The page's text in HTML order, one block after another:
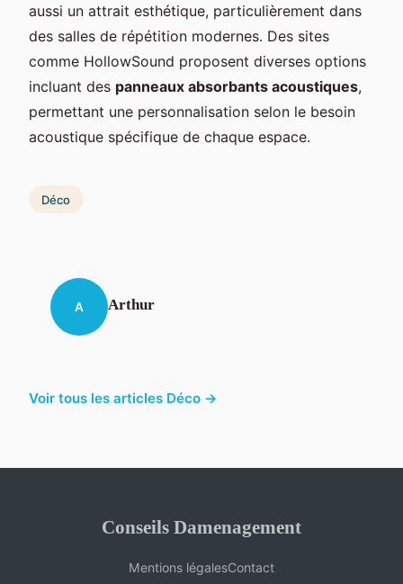
aussi un attrait esthétique, particulièrement dans
des salles de répétition modernes. Des sites
comme HollowSound proposent diverses options
incluant des panneaux absorbants acoustiques,
permettant une personnalisation selon le besoin
acoustique spécifique de chaque espace.
Déco
A Arthur
Voir tous les articles Déco →
Conseils Damenagement
Mentions légalesContact